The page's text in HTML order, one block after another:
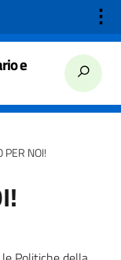
⋮
e
PER NOI!